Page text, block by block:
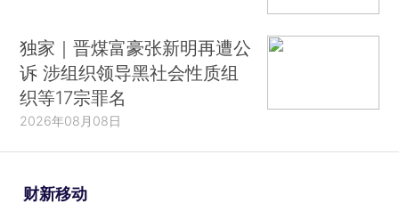
独家｜晋煤富豪张新明再遭公
诉 涉组织领导黑社会性质组
织等17宗罪名
2026年08月08日
财新移动